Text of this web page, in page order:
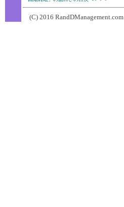
(C) 2016 RandDManagement.com